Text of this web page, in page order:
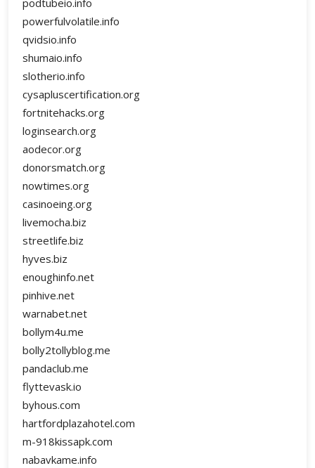
podtubeio.info
powerfulvolatile.info
qvidsio.info
shumaio.info
slotherio.info
cysapluscertification.org
fortnitehacks.org
loginsearch.org
aodecor.org
donorsmatch.org
nowtimes.org
casinoeing.org
livemocha.biz
streetlife.biz
hyves.biz
enoughinfo.net
pinhive.net
warnabet.net
bollym4u.me
bolly2tollyblog.me
pandaclub.me
flyttevask.io
byhous.com
hartfordplazahotel.com
m-918kissapk.com
nabavkame.info